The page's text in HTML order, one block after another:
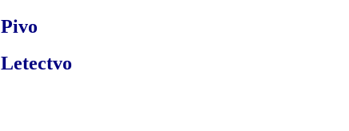
Pivo
Letectvo